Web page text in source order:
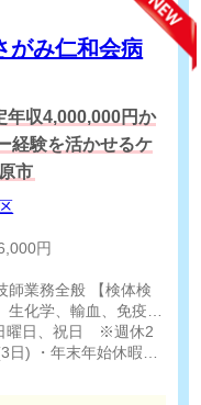
み仁和会病
年収4,000,000円か
経験を活かせるケ
市
円
円
円
師業務全般 【検体検
生化学、輸血、免疫、
理なし) 【生理検査】
ルター、肺機能 【超
腺、甲状腺、下肢
曜日、祝日 ※週休2